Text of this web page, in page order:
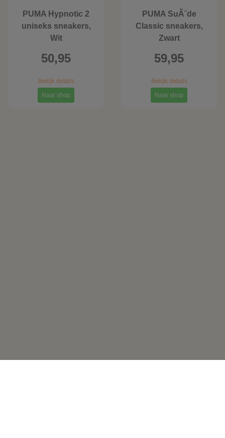
PUMA Hypnotic 2
uniseks sneakers,
Wit
50,95
Bekijk details
Naar shop
PUMA SuÃ¨de
Classic sneakers,
Zwart
59,95
Bekijk details
Naar shop